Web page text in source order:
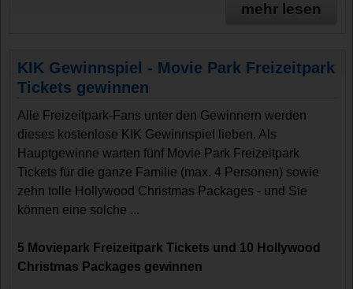
mehr lesen
KIK Gewinnspiel - Movie Park Freizeitpark
Tickets gewinnen
Alle Freizeitpark-Fans unter den Gewinnern werden
dieses kostenlose KIK Gewinnspiel lieben. Als
Hauptgewinne warten fünf Movie Park Freizeitpark
Tickets für die ganze Familie (max. 4 Personen) sowie
zehn tolle Hollywood Christmas Packages - und Sie
können eine solche ...
5 Moviepark Freizeitpark Tickets und 10 Hollywood
Christmas Packages gewinnen